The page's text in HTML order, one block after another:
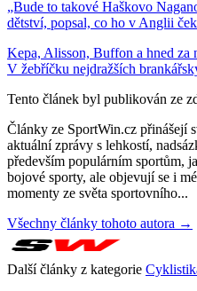
„Bude to takové Haškovo
dětství, popsal, co ho v Anglii
Kepa, Alisson, Buffon a hned za
V žebříčku nejdražších
Tento článek byl publikován ze
Články ze SportWin.cz přinášejí
aktuální zprávy s lehkostí,
především populárním sportům,
bojové sporty, ale objevují se i
momenty ze světa sportovního...
Všechny články tohoto autora →
Další články z kategorie